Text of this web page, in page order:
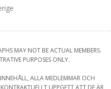
MAY NOT BE ACTUAL MEMBERS.
PURPOSES ONLY.
ALLA MEDLEMMAR OCH
UPPGETT ATT DE ÄR